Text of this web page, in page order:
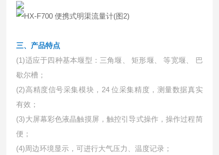
三、产品特点
(1)适应于四种基本堰型：三角堰、 矩形堰、 等宽堰、 巴
歇尔槽；
(2)高精度信号采集模块，24 位采集精度，测量数据真实
有效；
(3)大屏幕彩色液晶触摸屏，触控引导式操作，操作过程简
便；
(4)周边环境显示，可进行大气压力、温度记录；